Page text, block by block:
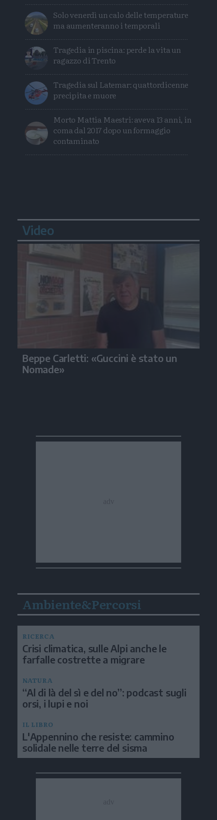
Solo venerdì un calo delle temperature
ma aumenteranno i temporali
Tragedia in piscina: perde la vita un
ragazzo di Trento
Tragedia sul Latemar: quattordicenne
precipita e muore
Morto Mattia Maestri: aveva 13 anni, in
coma dal 2017 dopo un formaggio
contaminato
Video
Beppe Carletti: «Guccini è stato un
Nomade»
Ambiente&Percorsi
RICERCA
Crisi climatica, sulle Alpi anche le
farfalle costrette a migrare
NATURA
“Al di là del sì e del no”: podcast sugli
orsi, i lupi e noi
IL LIBRO
L'Appennino che resiste: cammino
solidale nelle terre del sisma